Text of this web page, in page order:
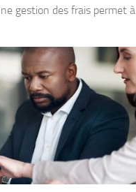
gestion des frais permet à...